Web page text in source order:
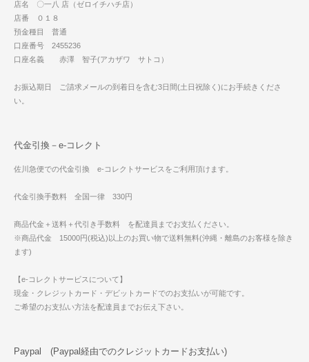
店名 〇一八 店（ゼロイチハチ店）
店番 ０１８
預金種目 普通
口座番号 2455236
口座名義 赤澤 智子(アカザワ サトコ）
お振込期日 ご請求メールの到着日を含む3日間(土日祝除く)にお手続きくださ
い。
代金引換－e-コレクト
佐川急便での代金引換 e-コレクトサービスをご利用頂けます。
代金引換手数料 全国一律 330円
商品代金＋送料＋代引き手数料 を配達員までお支払ください。
※商品代金 15000円(税込)以上のお買い物で送料無料(沖縄・離島のお客様を除き
ます)
【e-コレクトサービスについて】
現金・クレジットカード・デビットカードでのお支払いが可能です。
ご希望のお支払い方法を配達員までお伝え下さい。
Paypal (Paypal経由でのクレジットカードお支払い)